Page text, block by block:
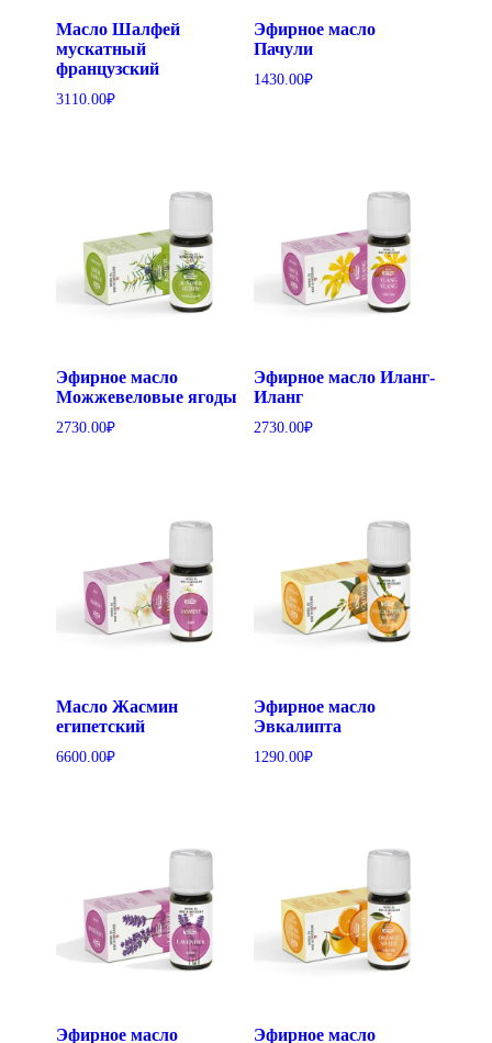
Масло Шалфей
мускатный
французский
3110.00₽
Эфирное масло
Пачули
1430.00₽
Эфирное масло
Можжевеловые ягоды
2730.00₽
Эфирное масло Иланг-
Иланг
2730.00₽
Масло Жасмин
египетский
6600.00₽
Эфирное масло
Эвкалипта
1290.00₽
Эфирное масло Эфирное масло